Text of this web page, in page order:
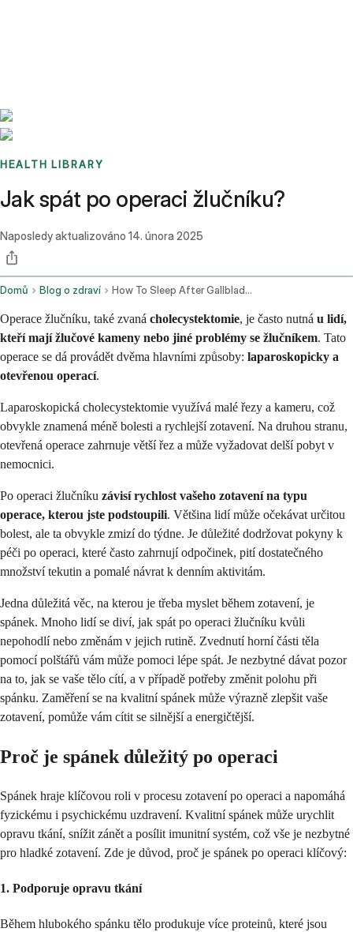
HEALTH LIBRARY
Jak spát po operaci žlučníku?
Naposledy aktualizováno 14. února 2025
Domů Blog o zdraví How To Sleep After Gallbladder Surgery
Operace žlučníku, také zvaná cholecystektomie, je často nutná u lidí,
kteří mají žlučové kameny nebo jiné problémy se žlučníkem. Tato
operace se dá provádět dvěma hlavními způsoby: laparoskopicky a
otevřenou operací.
Laparoskopická cholecystektomie využívá malé řezy a kameru, což
obvykle znamená méně bolesti a rychlejší zotavení. Na druhou stranu,
otevřená operace zahrnuje větší řez a může vyžadovat delší pobyt v
nemocnici.
Po operaci žlučníku závisí rychlost vašeho zotavení na typu
operace, kterou jste podstoupili. Většina lidí může očekávat určitou
bolest, ale ta obvykle zmizí do týdne. Je důležité dodržovat pokyny k
péči po operaci, které často zahrnují odpočinek, pití dostatečného
množství tekutin a pomalé návrat k denním aktivitám.
Jedna důležitá věc, na kterou je třeba myslet během zotavení, je
spánek. Mnoho lidí se diví, jak spát po operaci žlučníku kvůli
nepohodlí nebo změnám v jejich rutině. Zvednutí horní části těla
pomocí polštářů vám může pomoci lépe spát. Je nezbytné dávat pozor
na to, jak se vaše tělo cítí, a v případě potřeby změnit polohu při
spánku. Zaměření se na kvalitní spánek může výrazně zlepšit vaše
zotavení, pomůže vám cítit se silnější a energičtější.
Proč je spánek důležitý po operaci
Spánek hraje klíčovou roli v procesu zotavení po operaci a napomáhá
fyzickému i psychickému uzdravení. Kvalitní spánek může urychlit
opravu tkání, snížit zánět a posílit imunitní systém, což vše je nezbytné
pro hladké zotavení. Zde je důvod, proč je spánek po operaci klíčový:
1. Podporuje opravu tkání
Během hlubokého spánku tělo produkuje více proteinů, které jsou